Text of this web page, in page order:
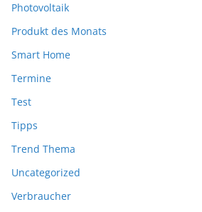
Photovoltaik
Produkt des Monats
Smart Home
Termine
Test
Tipps
Trend Thema
Uncategorized
Verbraucher